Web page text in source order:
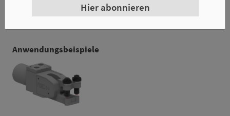
Anwendungsbeispiele
Hier abonnieren